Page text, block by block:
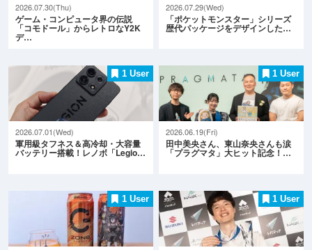
2026.07.30(Thu)
ゲーム・コンピュータ界の伝説
「コモドール」からレトロなY2K
デ…
2026.07.29(Wed)
「ポケットモンスター」シリーズ
歴代パッケージをデザインした…
1 User
2026.07.01(Wed)
軍用級タフネス＆高冷却・大容量
バッテリー搭載！レノボ「Legio…
1 User
2026.06.19(Fri)
田中美央さん、東山奈央さんも涙
「プラグマタ」大ヒット記念！…
1 User 1 User